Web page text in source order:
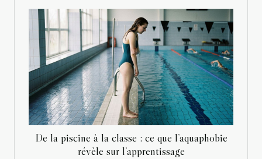
De la piscine à la classe : ce que l’aquaphobie
révèle sur l’apprentissage